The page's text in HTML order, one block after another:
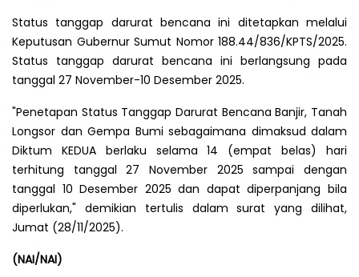
Status tanggap darurat bencana ini ditetapkan melalui
Keputusan Gubernur Sumut Nomor 188.44/836/KPTS/2025.
Status tanggap darurat bencana ini berlangsung pada
tanggal 27 November-10 Desember 2025.
"Penetapan Status Tanggap Darurat Bencana Banjir, Tanah
Longsor dan Gempa Bumi sebagaimana dimaksud dalam
Diktum KEDUA berlaku selama 14 (empat belas) hari
terhitung tanggal 27 November 2025 sampai dengan
tanggal 10 Desember 2025 dan dapat diperpanjang bila
diperlukan," demikian tertulis dalam surat yang dilihat,
Jumat (28/11/2025).
(NAI/NAI)